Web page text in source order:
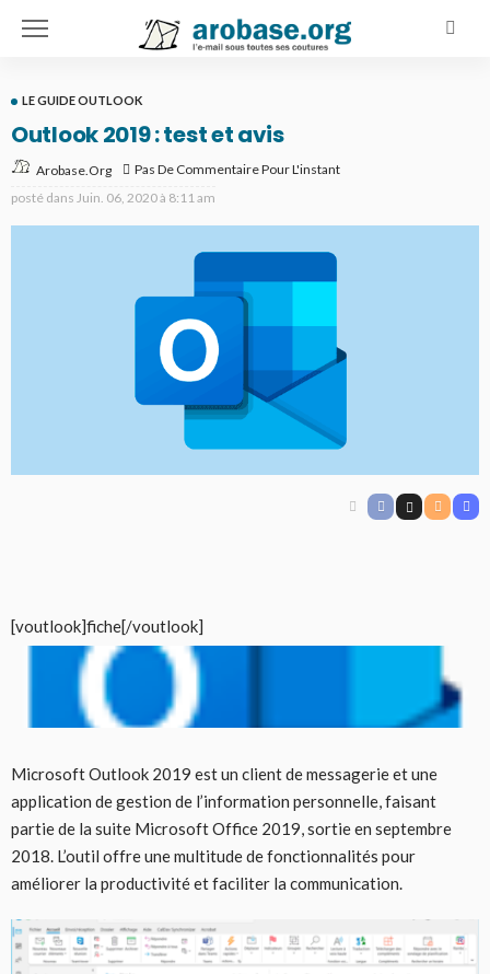
LE GUIDE OUTLOOK
Outlook 2019 : test et avis
Arobase.org
Pas De Commentaire Pour L'instant
posté dans Juin. 06, 2020 à 8:11 am
[voutlook]fiche[/voutlook]
Microsoft Outlook 2019 est un client de messagerie et une
application de gestion de l’information personnelle, faisant
partie de la suite Microsoft Office 2019, sortie en septembre
2018. L’outil offre une multitude de fonctionnalités pour
améliorer la productivité et faciliter la communication.